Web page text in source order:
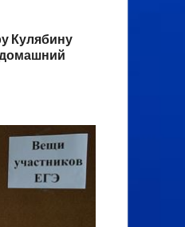
Кулябину